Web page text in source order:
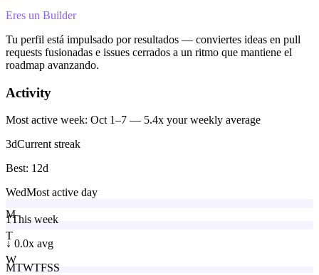
Eres un Builder
Tu perfil está impulsado por resultados — conviertes ideas en pull
requests fusionadas e issues cerrados a un ritmo que mantiene el
roadmap avanzando.
Activity
Most active week: Oct 1–7 — 5.4x your weekly average
3dCurrent streak
Best: 12d
WedMost active day
M
T
W
1This week
↓ 0.0x avg
MTWTFSS